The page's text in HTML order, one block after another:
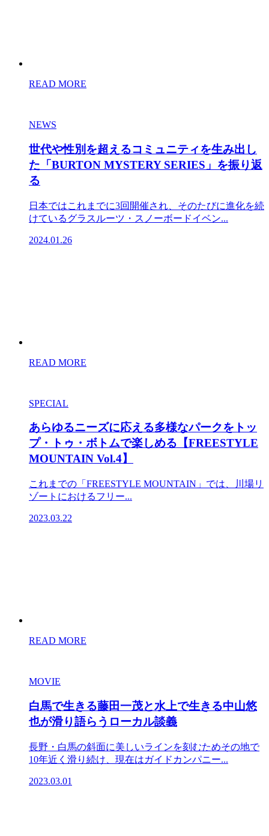
READ MORE
NEWS
世代や性別を超えるコミュニティを生み出し
た「BURTON MYSTERY SERIES」を振り返
る
日本ではこれまでに3回開催され、そのたびに進化を続
けているグラスルーツ・スノーボードイベン...
2024.01.26
READ MORE
SPECIAL
あらゆるニーズに応える多様なパークをトッ
プ・トゥ・ボトムで楽しめる【FREESTYLE
MOUNTAIN Vol.4】
これまでの「FREESTYLE MOUNTAIN」では、川場リ
ゾートにおけるフリー...
2023.03.22
READ MORE
MOVIE
白馬で生きる藤田一茂と水上で生きる中山悠
也が滑り語らうローカル談義
長野・白馬の斜面に美しいラインを刻むためその地で
10年近く滑り続け、現在はガイドカンパニー...
2023.03.01